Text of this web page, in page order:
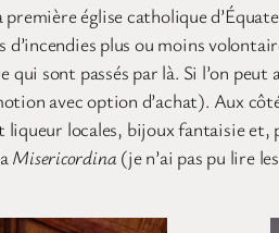
église catholique
plus ou moins
sont passés par là. Si l’on
avec option d’achat). Aux
locales, bijoux fantaisie
Misericordina(je n’ai pas pu lire